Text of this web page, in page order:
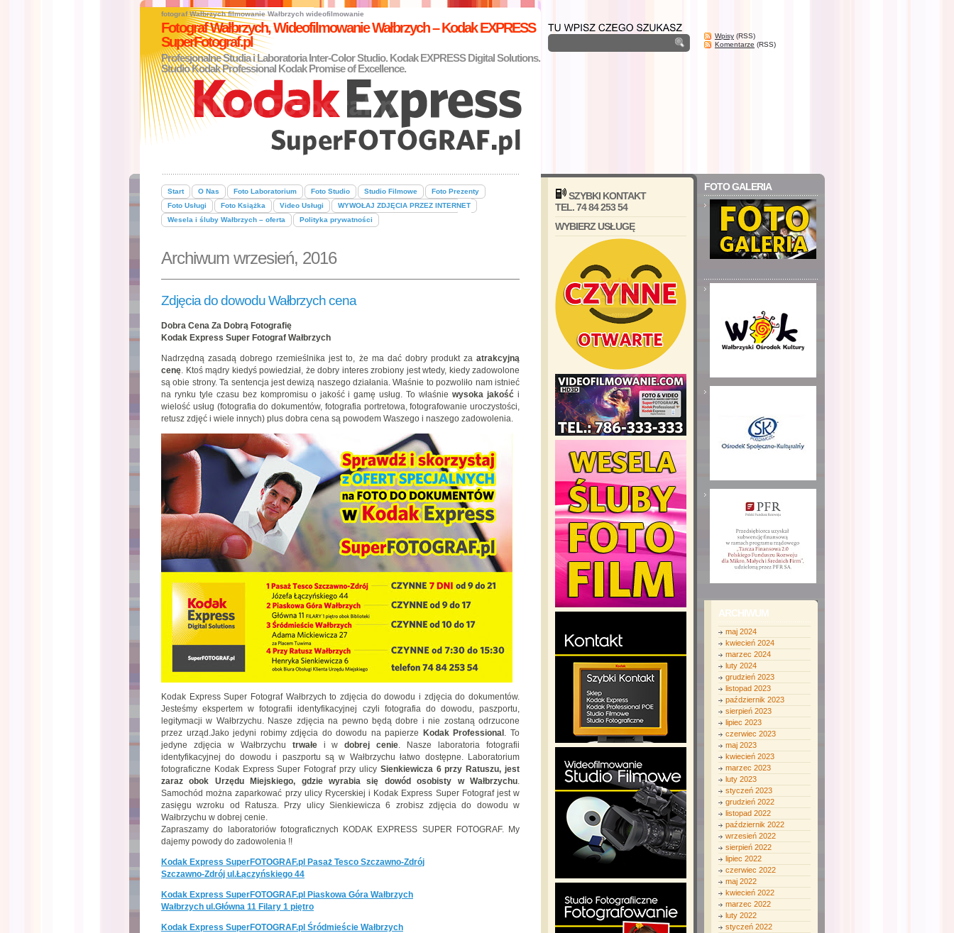
fotograf Wałbrzych filmowanie Wałbrzych wideofilmowanie
Fotograf Wałbrzych, Wideofilmowanie Wałbrzych – Kodak EXPRESS
SuperFotograf.pl
Profesjonalne Studia i Laboratoria Inter-Color Studio. Kodak EXPRESS Digital Solutions.
Studio Kodak Professional Kodak Promise of Excellence.
Wpisy (RSS)
Komentarze (RSS)
Start O Nas Foto Laboratorium Foto Studio Studio Filmowe
Foto Prezenty
Foto Usługi
Foto Książka Video Usługi
WYWOŁAJ ZDJĘCIA PRZEZ INTERNET
Wesela i śluby Wałbrzych – oferta
Polityka prywatności
Archiwum wrzesień, 2016
Zdjęcia do dowodu Wałbrzych cena
Dobra Cena Za Dobrą Fotografię
Kodak Express Super Fotograf Wałbrzych
Nadrzędną zasadą dobrego rzemieślnika jest to, że ma dać dobry produkt zaatrakcyjną
cenę. Ktoś mądry kiedyś powiedział, że dobry interes zrobiony jest wtedy, kiedy zadowolone
są obie strony. Ta sentencja jest dewizą naszego działania. Właśnie to pozwoliło nam istnieć
na rynku tyle czasu bez kompromisu o jakość i gamę usług. To właśniewysoka jakość i
wielość usług (fotografia do dokumentów, fotografia portretowa, fotografowanie uroczystości,
retusz zdjęć i wiele innych) plus dobra cena są powodem Waszego i naszego zadowolenia.
Kodak Express Super Fotograf Wałbrzych to zdjęcia do dowodu i zdjęcia do dokumentów.
Jesteśmy ekspertem w fotografii identyfikacyjnej czyli fotografia do dowodu, paszportu,
legitymacji w Wałbrzychu. Nasze zdjęcia na pewno będą dobre i nie zostaną odrzucone
przez urząd.Jako jedyni robimy zdjęcia do dowodu na papierze
Kodak Professional . To
jedyne zdjęcia w Wałbrzychu trwałei wdobrej cenie. Nasze laboratoria fotografii
identyfikacyjnej do dowodu i paszportu są w Wałbrzychu łatwo dostępne. Laboratorium
fotograficzne Kodak Express Super Fotograf przy ulicy Sienkiewicza 6 przy Ratuszu, jest
zaraz obok Urzędu Miejskiego, gdzie wyrabia się dowód osobisty w Wałbrzychu.
Samochód można zaparkować przy ulicy Rycerskiej i Kodak Express Super Fotograf jest w
zasięgu wzroku od Ratusza. Przy ulicy Sienkiewicza 6 zrobisz zdjęcia do dowodu w
Wałbrzychu w dobrej cenie.
Zapraszamy do laboratoriów fotograficznych KODAK EXPRESS SUPER FOTOGRAF. My
dajemy powody do zadowolenia !!
Kodak Express SuperFOTOGRAF.pl Pasaż Tesco Szczawno-Zdrój
Szczawno-Zdrój ul.Łączyńskiego 44
Kodak Express SuperFOTOGRAF.pl Piaskowa Góra Wałbrzych
Wałbrzych ul.Główna 11 Filary 1 piętro
Kodak Express SuperFOTOGRAF.pl Śródmieście Wałbrzych
SZYBKI KONTAKT
TEL. 74 84 253 54
WYBIERZ USŁUGĘ
FOTO GALERIA
ARCHIWUM
maj 2024
kwiecień 2024
marzec 2024
luty 2024
grudzień 2023
listopad 2023
październik 2023
sierpień 2023
lipiec 2023
czerwiec 2023
maj 2023
kwiecień 2023
marzec 2023
luty 2023
styczeń 2023
grudzień 2022
listopad 2022
październik 2022
wrzesień 2022
sierpień 2022
lipiec 2022
czerwiec 2022
maj 2022
kwiecień 2022
marzec 2022
luty 2022
styczeń 2022